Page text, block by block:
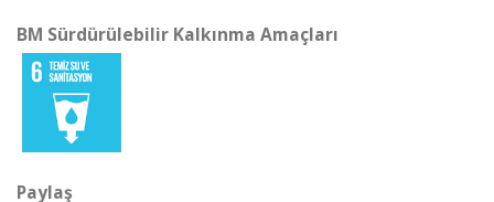
BM Sürdürülebilir Kalkınma Amaçları
Paylaş